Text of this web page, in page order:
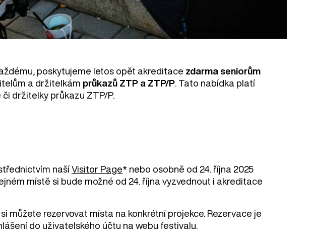
poskytujeme letos opět akreditace zdarma seniorům
a držitelkám průkazů ZTP a ZTP/P . Tato nabídka platí
držitelky průkazu ZTP/P.
našíVisitor Page* nebo osobně od 24. října 2025
místě si bude možné od 24. října vyzvednout i akreditace
můžete rezervovat místa na konkrétní projekce. Rezervace je
do uživatelského účtu na webu festivalu.